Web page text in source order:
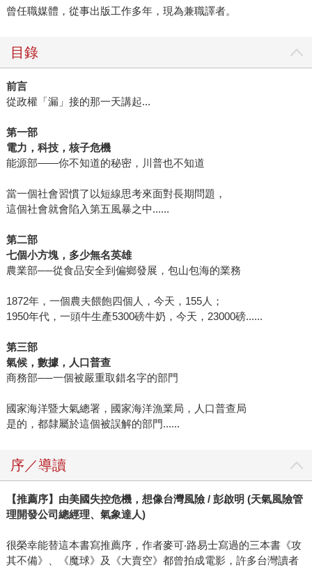
曾任職媒體，從事出版工作多年，現為兼職譯者。
目錄
前言
從政權「漏」接的那一天講起...
第一部
電力，科技，核子危機
能源部——你不知道的秘密，川普也不知道
當一個社會習慣了以短線思考來面對長期問題，
這個社會就會陷入第五風暴之中......
第二部
七個小方塊，多少無名英雄
農業部──從食品安全到偏鄉發展，包山包海的業務
1872年，一個農夫餵飽四個人，今天，155人；
1950年代，一頭牛生產5300磅牛奶，今天，23000磅......
第三部
氣候，數據，人口普查
商務部──一個被嚴重取錯名字的部門
國家海洋暨大氣總署，國家海洋漁業局，人口普查局
是的，都隸屬於這個被誤解的部門......
序／導讀
【推薦序】由美國失控危機，想像台灣風險 / 彭啟明 (天氣風險管
理開發公司總經理、氣象達人)
很榮幸能替這本書寫推薦序，作者麥可‧路易士寫過的三本書《攻
其不備》、《魔球》及《大賣空》都曾拍成電影，許多台灣讀者